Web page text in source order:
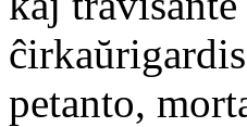
petanto,